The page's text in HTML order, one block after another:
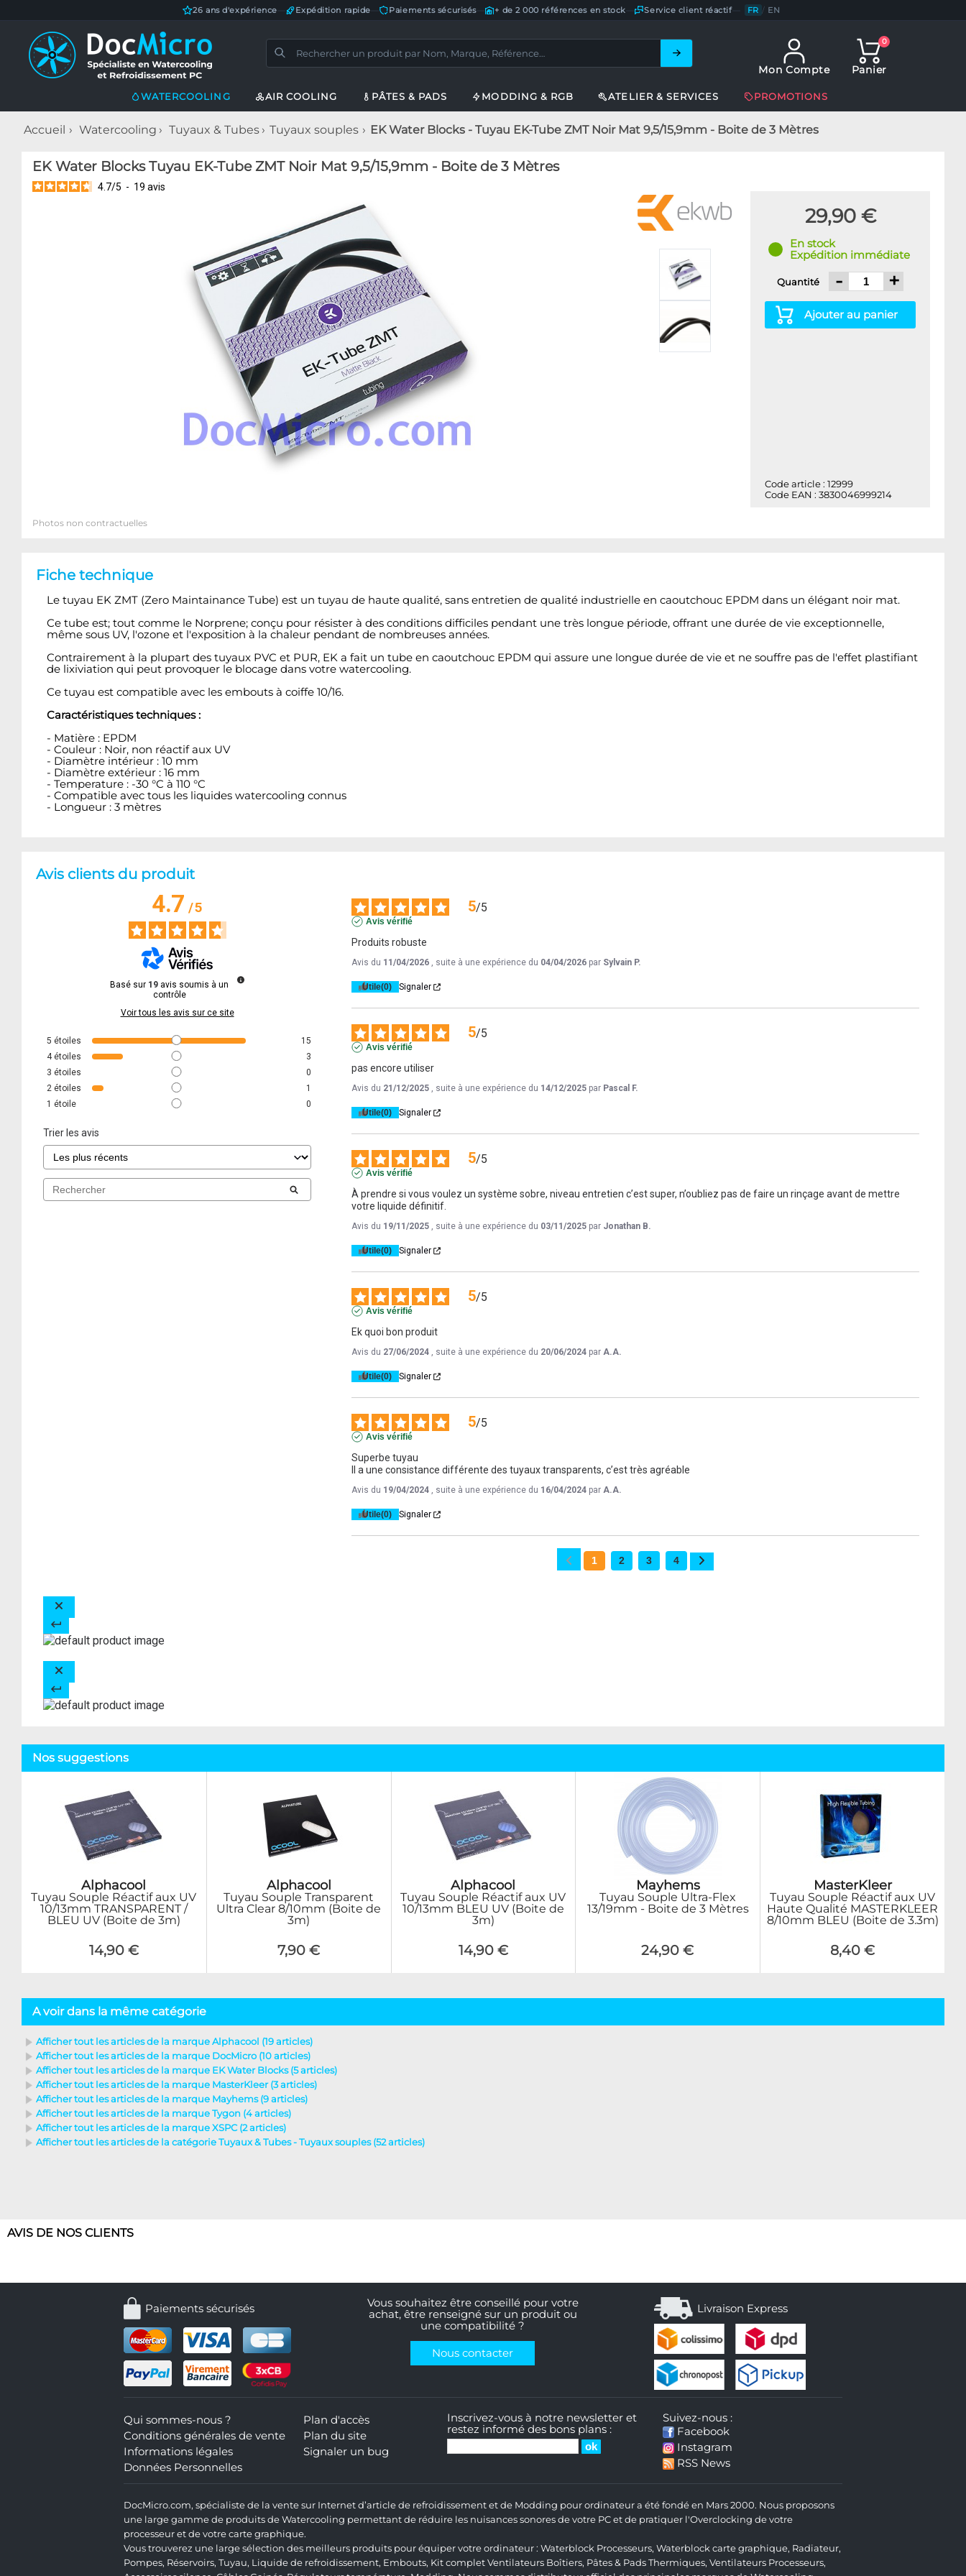
26 ans d'expérience Expédition rapide Paiements sécurisés— + de 2 000 références en stock Service client réactif— FR / EN
Mon Compte
0
Panier
WATERCOOLING AIR COOLING PÂTES & PADS MODDING & RGB ATELIER & SERVICES PROMOTIONS
Accueil Watercooling Tuyaux & Tubes Tuyaux souples EK Water Blocks - Tuyau EK-Tube ZMT Noir Mat 9,5/15,9mm - Boite de 3 Mètres
EK Water Blocks Tuyau EK-Tube ZMT Noir Mat 9,5/15,9mm - Boite de 3 Mètres
4.7/5 - 19 avis
29,90 €
En stock
Expédition immédiate
Quantité - +
Ajouter au panier
Code article : 12999
Code EAN : 3830046999214
Photos non contractuelles
Fiche technique
Le tuyau EK ZMT (Zero Maintainance Tube) est un tuyau de haute qualité, sans entretien de qualité industrielle en caoutchouc EPDM dans un élégant noir mat.
Ce tube est; tout comme le Norprene; conçu pour résister à des conditions difficiles pendant une très longue période, offrant une durée de vie exceptionnelle,
même sous UV, l'ozone et l'exposition à la chaleur pendant de nombreuses années.
Contrairement à la plupart des tuyaux PVC et PUR, EK a fait un tube en caoutchouc EPDM qui assure une longue durée de vie et ne souffre pas de l'effet plastifiant
de lixiviation qui peut provoquer le blocage dans votre watercooling.
Ce tuyau est compatible avec les embouts à coiffe 10/16.
Caractéristiques techniques :
- Matière : EPDM
- Couleur : Noir, non réactif aux UV
- Diamètre intérieur : 10 mm
- Diamètre extérieur : 16 mm
- Temperature : -30 °C à 110 °C
- Compatible avec tous les liquides watercooling connus
- Longueur : 3 mètres
Avis clients du produit
4.7/5
Basé sur 19 avis soumis à un
contrôle
Voir tous les avis sur ce site
5 étoiles
15
4 étoiles
3
3 étoiles
0
2 étoiles
1
1 étoile 0
Trier les avis
5/5
Avis vérifié
Produits robuste
Avis du 11/04/2026 , suite à une expérience du 04/04/2026 par Sylvain P.
Utile(0) Signaler
5/5
Avis vérifié
pas encore utiliser
Avis du 21/12/2025 , suite à une expérience du 14/12/2025 par Pascal F.
Utile(0) Signaler
5/5
Avis vérifié
À prendre si vous voulez un système sobre, niveau entretien c’est super, n’oubliez pas de faire un rinçage avant de mettre
votre liquide définitif.
Avis du 19/11/2025 , suite à une expérience du 03/11/2025 par Jonathan B.
Utile(0) Signaler
5/5
Avis vérifié
Ek quoi bon produit
Avis du 27/06/2024 , suite à une expérience du 20/06/2024 parA.A.
Utile(0) Signaler
5/5
Avis vérifié
Superbe tuyau
Il a une consistance différente des tuyaux transparents, c’est très agréable
Avis du 19/04/2024 , suite à une expérience du 16/04/2024 parA.A.
Utile(0) Signaler
1 2 3 4
Nos suggestions
Alphacool
Tuyau Souple Réactif aux UV
10/13mm TRANSPARENT /
BLEU UV (Boite de 3m)
14,90 €
Alphacool
Tuyau Souple Transparent
Ultra Clear 8/10mm (Boite de
3m)
7,90 €
Alphacool
Tuyau Souple Réactif aux UV
10/13mm BLEU UV (Boite de
3m)
14,90 €
Mayhems
Tuyau Souple Ultra-Flex
13/19mm - Boite de 3 Mètres
24,90 €
MasterKleer
Tuyau Souple Réactif aux UV
Haute Qualité MASTERKLEER
8/10mm BLEU (Boite de 3.3m)
8,40 €
A voir dans la même catégorie
Afficher tout les articles de la marque Alphacool (19 articles)
Afficher tout les articles de la marque DocMicro (10 articles)
Afficher tout les articles de la marque EK Water Blocks (5 articles)
Afficher tout les articles de la marque MasterKleer (3 articles)
Afficher tout les articles de la marque Mayhems (9 articles)
Afficher tout les articles de la marque Tygon (4 articles)
Afficher tout les articles de la marque XSPC (2 articles)
Afficher tout les articles de la catégorie Tuyaux & Tubes - Tuyaux souples (52 articles)
AVIS DE NOS CLIENTS
Paiements sécurisés
Vous souhaitez être conseillé pour votre
achat, être renseigné sur un produit ou
une compatibilité ?
Nous contacter
Livraison Express
Qui sommes-nous ?
Conditions générales de vente
Informations légales
Données Personnelles
Plan d'accès
Plan du site
Signaler un bug
Inscrivez-vous à notre newsletter et
restez informé des bons plans :
Suivez-nous :
Facebook
Instagram
RSS News
DocMicro.com, spécialiste de la vente sur Internet d’article de refroidissement et de Modding pour ordinateur a été fondé en Mars 2000. Nous proposons
une large gamme de produits de Watercooling permettant de réduire les nuisances sonores de votre PC et de pratiquer l'Overclocking de votre
processeur et de votre carte graphique.
Vous trouverez une large sélection des meilleurs produits pour équiper votre ordinateur : Waterblock Processeurs, Waterblock carte graphique, Radiateur,
Pompes, Réservoirs, Tuyau, Liquide de refroidissement, Embouts, Kit complet Ventilateurs Boîtiers, Pâtes & Pads Thermiques, Ventilateurs Processeurs,